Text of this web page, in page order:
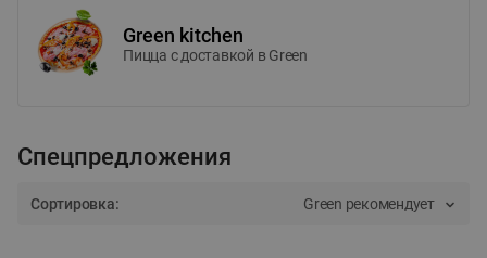
Green kitchen
Пицца c доставкой в Green
Спецпредложения
Сортировка: Green рекомендует